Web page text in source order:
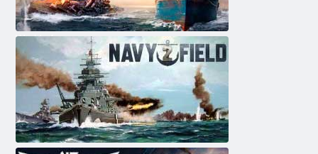
World of סּפישרַאוו
2 דלעיפ יווַאנ